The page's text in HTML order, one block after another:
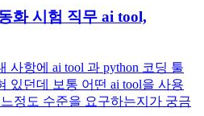
화 시험 직무 ai tool,
사항에 ai tool 과 python 코딩 툴
있던데 보통 어떤 ai tool을 사용
정도 수준을 요구하는지가 궁금